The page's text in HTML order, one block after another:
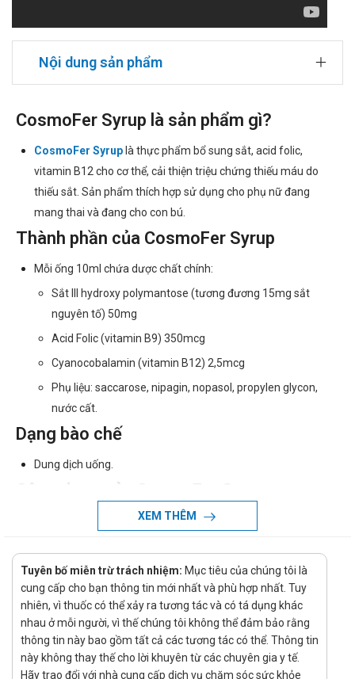
Nội dung sản phẩm
CosmoFer Syrup là sản phẩm gì?
CosmoFer Syruplà thực phẩm bổ sung sắt, acid folic,
vitamin B12 cho cơ thể, cải thiện triệu chứng thiếu máu do
thiếu sắt. Sản phẩm thích hợp sử dụng cho phụ nữ đang
mang thai và đang cho con bú.
Thành phần của CosmoFer Syrup
Mỗi ống 10ml chứa dược chất chính:
Sắt III hydroxy polymantose (tương đương 15mg sắt
nguyên tố) 50mg
Acid Folic (vitamin B9) 350mcg
Cyanocobalamin (vitamin B12) 2,5mcg
Phụ liệu: saccarose, nipagin, nopasol, propylen glycon,
nước cất.
Dạng bào chế
Dung dịch uống.
Giúp bổ sung Sắt, Acid Folic, Vitamin B12 ( thành phần quan
chứng thiếu máu do thiếu sắt.
Chỉ định của CosmoFer Syrup
Người tăng nhu cầu sử dụng sắt: Phụ nữ mang thai và cho
con bú.
Người thiếu máu do thiếu sắt.
XEM THÊM
Tuyên bố miễn trừ trách nhiệm: Mục tiêu của chúng tôi là
cung cấp cho bạn thông tin mới nhất và phù hợp nhất. Tuy
nhiên, vì thuốc có thể xảy ra tương tác và có tá dụng khác
nhau ở mỗi người, vì thế chúng tôi không thể đảm bảo rằng
thông tin này bao gồm tất cả các tương tác có thể. Thông tin
này không thay thế cho lời khuyên từ các chuyên gia y tế.
Hãy trao đổi với nhà cung cấp dịch vụ chăm sóc sức khỏe